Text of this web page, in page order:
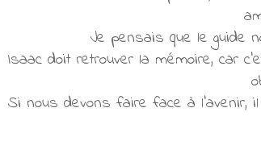
Je pensais que le guide
Isaac doit retrouver la mémoire, car
Si nous devons faire face à l'avenir,